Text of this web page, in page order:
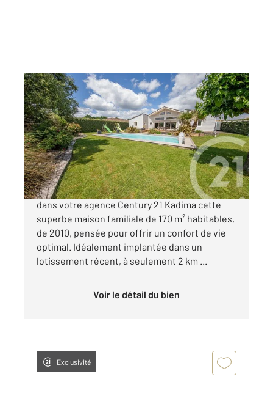
ST AUBIN DE MEDOC 33
170,09 m2, 7 pièces
Ref : 7837
Maison à vendre
799 000 €
Saint Aubin Venez découvrir en exclusivité
dans votre agence Century 21 Kadima cette
superbe maison familiale de 170 m² habitables,
de 2010, pensée pour offrir un confort de vie
optimal. Idéalement implantée dans un
lotissement récent, à seulement 2 km ...
Voir le détail du bien
Exclusivité